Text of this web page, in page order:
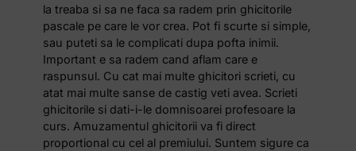
la treaba si sa ne faca sa radem prin ghicitorile
pascale pe care le vor crea. Pot fi scurte si simple,
sau puteti sa le complicati dupa pofta inimii.
Important e sa radem cand aflam care e
raspunsul. Cu cat mai multe ghicitori scrieti, cu
atat mai multe sanse de castig veti avea. Scrieti
ghicitorile si dati-i-le domnisoarei profesoare la
curs. Amuzamentul ghicitorii va fi direct
proportional cu cel al premiului. Suntem sigure ca